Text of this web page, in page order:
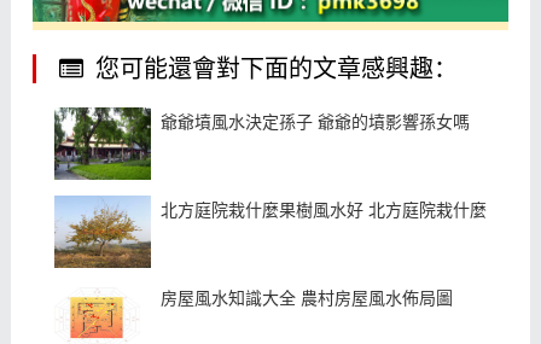
您可能還會對下面的文章感興趣：
爺爺墳風水決定孫子 爺爺的墳影響孫女嗎
北方庭院栽什麼果樹風水好 北方庭院栽什麼果樹
房屋風水知識大全 農村房屋風水佈局圖